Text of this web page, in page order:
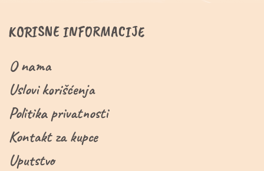
KORISNE INFORMACIJE
O nama
Uslovi korišćenja
Politika privatnosti
Kontakt za kupce
Uputstvo